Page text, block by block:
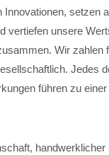
setzen
vertiefen unsere
Wir zahlen
Jedes
führen zu